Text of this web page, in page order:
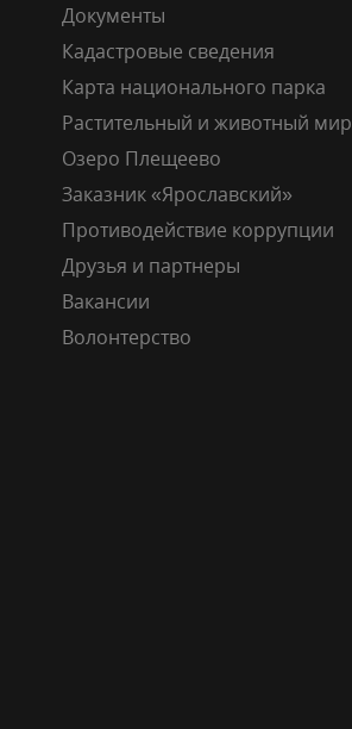
Документы
Кадастровые сведения
Карта национального парка
Растительный и животный мир
Озеро Плещеево
Заказник «Ярославский»
Противодействие коррупции
Друзья и партнеры
Вакансии
Волонтерство